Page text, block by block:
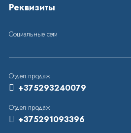
Реквизиты
Социальные сети
Отдел продаж
+375293240079
Отдел продаж
+375291093396